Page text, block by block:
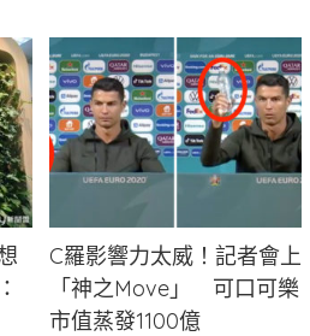
C羅影響力太威！記者會上
「神之Move」 可口可樂
市值蒸發1100億